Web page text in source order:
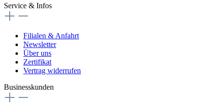
Service & Infos
Filialen & Anfahrt
Newsletter
Über uns
Zertifikat
Vertrag widerrufen
Businesskunden